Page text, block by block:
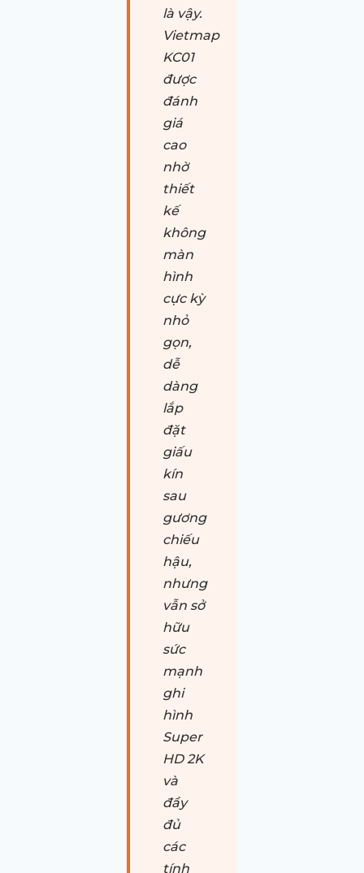
là vậy.
Vietmap
KC01
được
đánh
giá
cao
nhờ
thiết
kế
không
màn
hình
cực kỳ
nhỏ
gọn,
dễ
dàng
lắp
đặt
giấu
kín
sau
gương
chiếu
hậu,
nhưng
vẫn sở
hữu
sức
mạnh
ghi
hình
Super
HD 2K
và
đầy
đủ
các
tính